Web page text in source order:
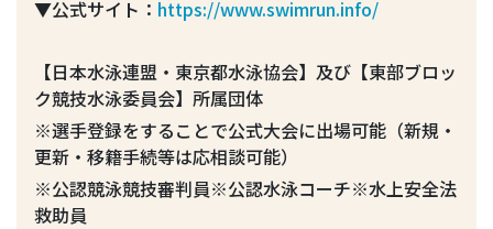
▼公式サイト： https://www.swimrun.info/
【日本水泳連盟・東京都水泳協会】及び【東部ブロッ
ク競技水泳委員会】所属団体
※選手登録をすることで公式大会に出場可能（新規・
更新・移籍手続等は応相談可能）
※公認競泳競技審判員※公認水泳コーチ※水上安全法
救助員